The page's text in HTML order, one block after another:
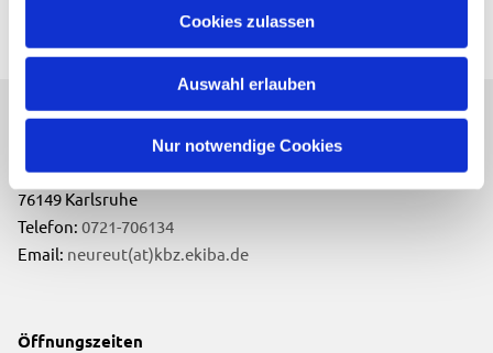
Cookies zulassen
Auswahl erlauben
Nur notwendige Cookies
Evangelische Kirchengemeinde Neureut
Neureuter Hauptstraße 260
76149 Karlsruhe
Telefon: 0721-706134
Email: neureut(at)kbz.ekiba.de
Öffnungszeiten